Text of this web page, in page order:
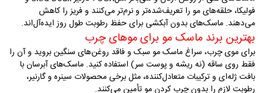
فولیکا، حلقه‌های مو را تعریف‌شده‌تر و نرم‌تر می‌کنند و فریز را کاهش
می‌دهند. ماسک‌های بدون آبکشی برای حفظ رطوبت طول روز ایده‌آل‌اند.
بهترین برند ماسک مو برای موهای چرب
برای موی چرب، سراغ ماسک مو سبک و فاقد روغن‌های سنگین بروید و آن را
فقط روی ساقه (نه ریشه و پوست سر) استفاده کنید. ماسک‌های آبرسان با
بافت ژله‌ای و ترکیبات متعادل‌کننده، مثل برخی محصولات سینره و گارنیر،
رطوبت لازم را بدون چرب کردن مو تأمین می‌کنند.